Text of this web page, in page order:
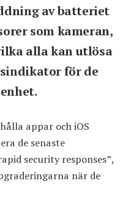
av batteriet
som kameran,
alla kan utlösa
för de
appar och iOS
de senaste
security responses”,
när de